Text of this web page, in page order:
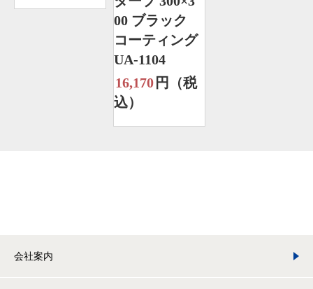
00 ブラック
コーティング
UA-1104
16,170 円（税
込）
会社案内